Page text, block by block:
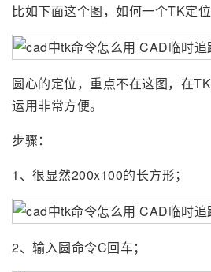
比如下面这个图，如何一个TK定位
圆心的定位，重点不在这图，在
运用非常方便。
步骤：
1、很显然200x100的长方形；
2、输入圆命令C回车；